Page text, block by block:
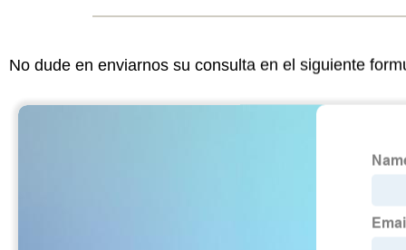
No dude en enviarnos su consulta en el siguiente